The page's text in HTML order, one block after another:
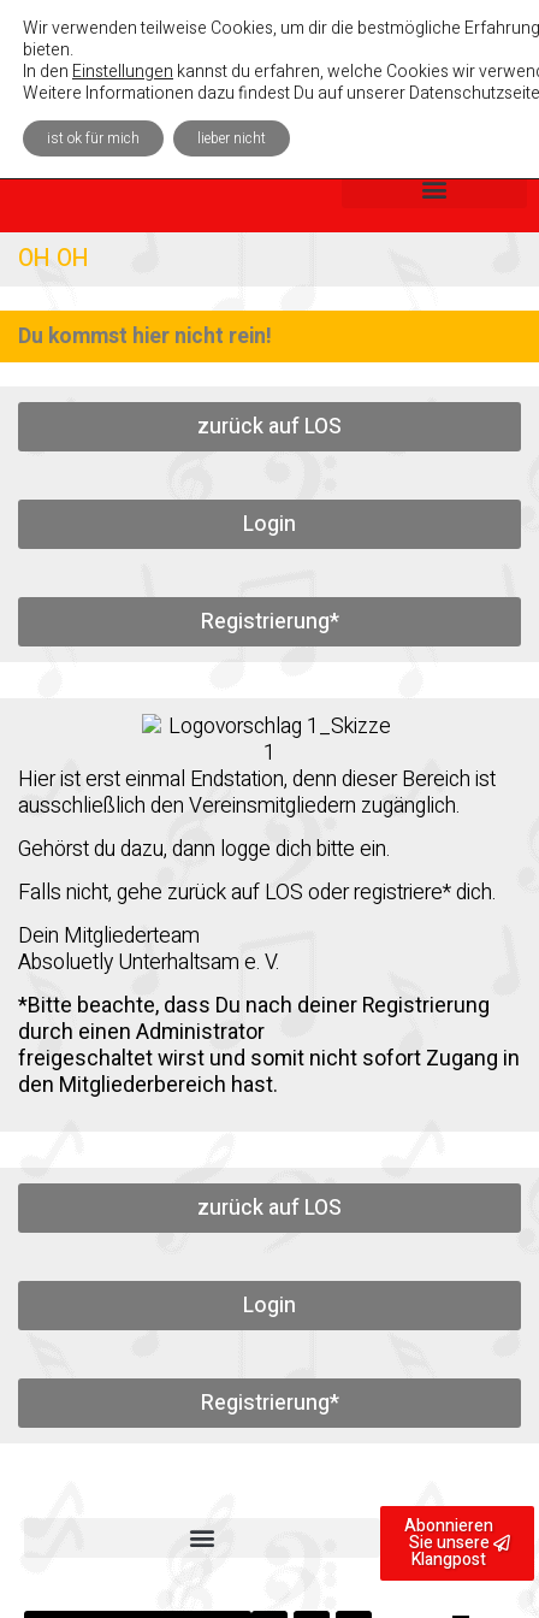
Absolutely Unterhaltsam e. V.
OH OH
Du kommst hier nicht rein!
zurück auf LOS
Login
Registrierung*
Hier ist erst einmal Endstation, denn dieser Bereich ist
ausschließlich den Vereinsmitgliedern zugänglich.
Gehörst du dazu, dann logge dich bitte ein.
Falls nicht, gehe zurück auf LOS oder registriere* dich.
Dein Mitgliederteam
Absoluetly Unterhaltsam e. V.
*Bitte beachte, dass Du nach deiner Registrierung
durch einen Administrator
freigeschaltet wirst und somit nicht sofort Zugang in
den Mitgliederbereich hast.
zurück auf LOS
Login
Registrierung*
Abonnieren
Sie unsere
Klangpost
Wir verwenden teilweise Cookies, um dir die bestmögliche
bieten.
In den Einstellungen kannst du erfahren, welche Cookies wir
Weitere Informationen dazu findest Du auf unserer
ist ok für mich lieber nicht